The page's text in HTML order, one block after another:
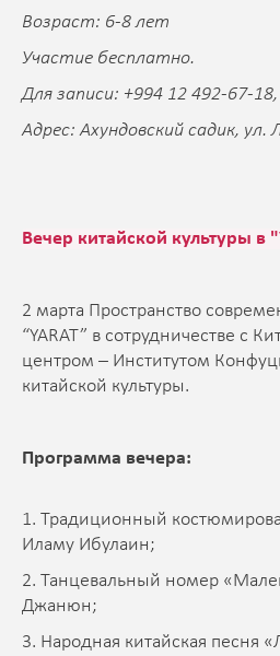
Возраст: 6-8 лет
Участие бесплатно.
Для записи: +994 12 492-67-
Адрес: Ахундовский садик,
Вечер китайской культуры в
2 марта Пространство
“YARAT” в сотрудничестве с
центром – Институтом
китайской культуры.
Программа вечера:
1. Традиционный
Иламу Ибулаин;
2. Танцевальный номер
Джанюн;
3. Народная китайская песня